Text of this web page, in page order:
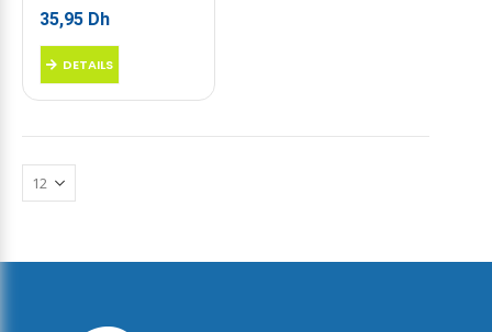
35,95 Dh
DETAILS